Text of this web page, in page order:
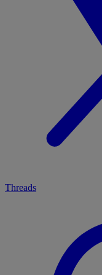
Threads